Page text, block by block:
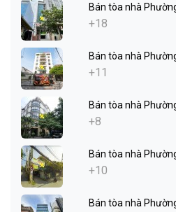
Bán tòa nhà
+18
Bán tòa nhà
+11
Bán tòa nhà
+8
Bán tòa nhà
+10
Bán tòa nhà